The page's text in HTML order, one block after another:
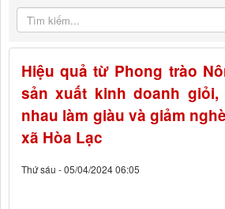
Hiệu quả từ Phong trào
sản xuất kinh doanh
nhau làm giàu và giảm
xã Hòa Lạc
Thứ sáu - 05/04/2024 06:05